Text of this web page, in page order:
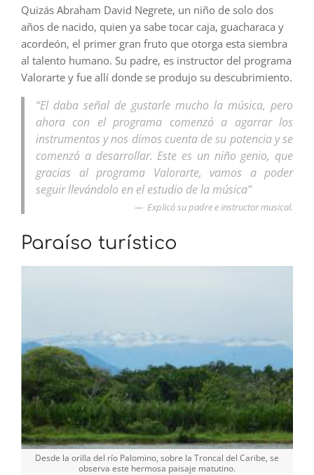
Quizás Abraham David Negrete, un niño de solo dos
años de nacido, quien ya sabe tocar caja, guacharaca y
acordeón, el primer gran fruto que otorga esta siembra
al talento humano. Su padre, es instructor del programa
Valorarte y fue allí donde se produjo su descubrimiento.
“El daba señal de gustarle mucho la música, pero
ahora con el programa comenzó a agarrar los
instrumentos y nos dimos cuenta de su potencia y se
comenzó a desarrollar. Este es un niño genio, que
gracias al programa Valorarte, vamos a poder
seguir llevándolo en el estudio de la música”
Explicó su padre e instructor musical.
Paraíso turístico
Desde la orilla del río Palomino, sobre la Troncal del Caribe, se
observa este hermosa paisaje matutino.